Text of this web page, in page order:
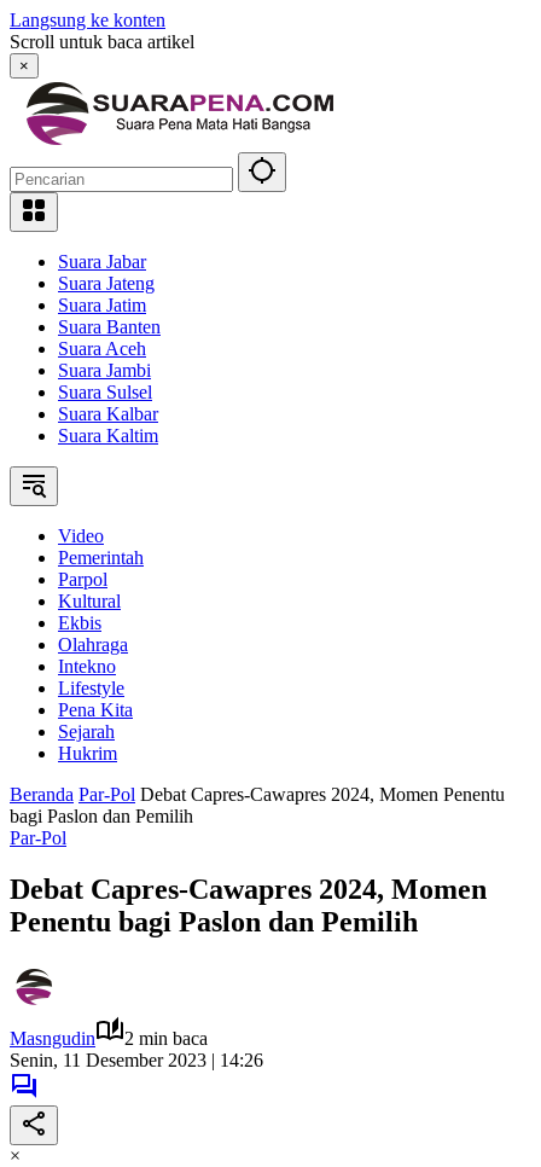
Langsung ke konten
Scroll untuk baca artikel
×
Suara Jabar
Suara Jateng
Suara Jatim
Suara Banten
Suara Aceh
Suara Jambi
Suara Sulsel
Suara Kalbar
Suara Kaltim
Video
Pemerintah
Parpol
Kultural
Ekbis
Olahraga
Intekno
Lifestyle
Pena Kita
Sejarah
Hukrim
Beranda Par-Pol Debat Capres-Cawapres 2024, Momen Penentu
bagi Paslon dan Pemilih
Par-Pol
Debat Capres-Cawapres 2024, Momen
Penentu bagi Paslon dan Pemilih
Masngudin
2 min baca
Senin, 11 Desember 2023 | 14:26
×